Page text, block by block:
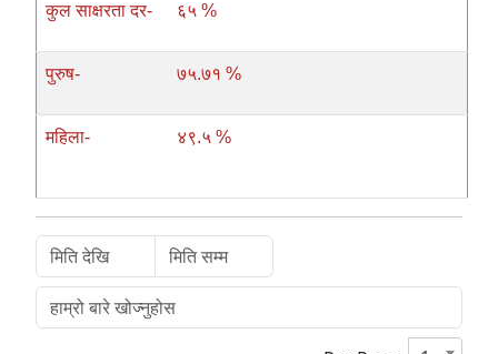
कुल साक्षरता दर- ६५ %
पुरुष- ७५.७१ %
महिला- ४९.५ %